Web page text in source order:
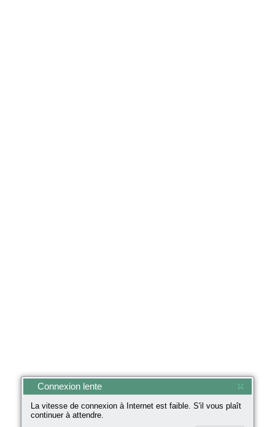
Connexion lente
La vitesse de connexion à Internet est faible. S'il vous plaît
continuer à attendre.